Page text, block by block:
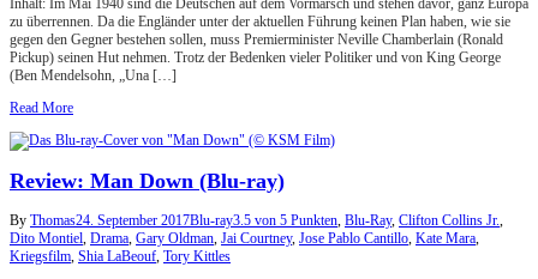
Inhalt: Im Mai 1940 sind die Deutschen auf dem Vormarsch und stehen davor, ganz Europa
zu überrennen. Da die Engländer unter der aktuellen Führung keinen Plan haben, wie sie
gegen den Gegner bestehen sollen, muss Premierminister Neville Chamberlain (Ronald
Pickup) seinen Hut nehmen. Trotz der Bedenken vieler Politiker und von King George
(Ben Mendelsohn, „Una […]
Read More
Review: Man Down (Blu-ray)
By Thomas24. September 2017Blu-ray3.5 von 5 Punkten, Blu-Ray, Clifton Collins Jr.,
Dito Montiel, Drama, Gary Oldman, Jai Courtney, Jose Pablo Cantillo, Kate Mara,
Kriegsfilm, Shia LaBeouf, Tory Kittles